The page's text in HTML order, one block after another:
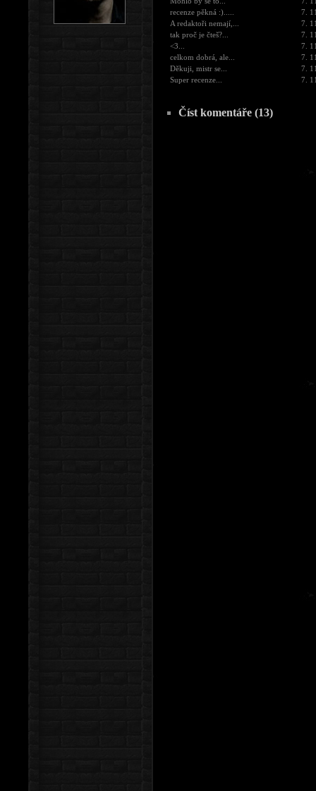
recenze pěkná :).....
7.
A redaktoři nemají,...
7.
tak proč je čteš?...
7.
<3...
7.
celkom dobrá, ale...
7.
Děkuji, mistr se...
7.
Super recenze...
7.
Číst komentáře (13)